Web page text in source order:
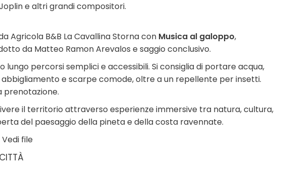
e altri grandi compositori.
Agricola B&B La Cavallina Storna con Musica al galoppo,
da Matteo Ramon Arevalos e saggio conclusivo.
lungo percorsi semplici e accessibili. Si consiglia di portare acqua,
e scarpe comode, oltre a un repellente per insetti.
prenotazione.
il territorio attraverso esperienze immersive tra natura, cultura,
del paesaggio della pineta e della costa ravennate.
Vedi file